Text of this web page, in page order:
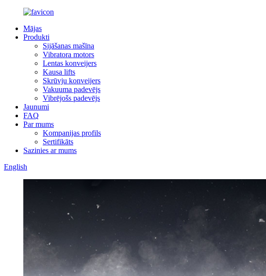
Mājas
Produkti
Sijāšanas mašīna
Vibratora motors
Lentas konveijers
Kausa lifts
Skrūvju konveijers
Vakuuma padevējs
Vibrējošs padevējs
Jaunumi
FAQ
Par mums
Kompanijas profils
Sertifikāts
Sazinies ar mums
English